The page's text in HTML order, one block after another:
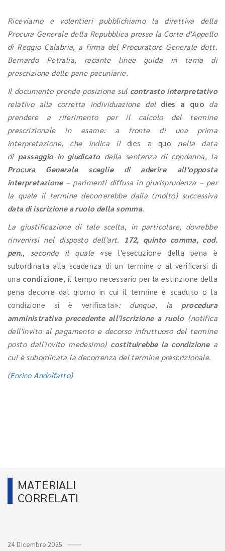
Riceviamo e volentieri pubblichiamo la direttiva della
Procura Generale della Repubblica presso la Corte d'Appello
di Reggio Calabria, a firma del Procuratore Generale dott.
Bernardo Petralia, recante linee guida in tema di
prescrizione delle pene pecuniarie.
Il documento prende posizione sul contrasto interpretativo
relativo alla corretta individuazione del dies a quo da
prendere a riferimento per il calcolo del termine
prescrizionale in esame: a fronte di una prima
interpretazione, che indica il dies a quo nella data
di passaggio in giudicatodella sentenza di condanna, la
Procura Generale sceglie di aderire
all'opposta
interpretazione– parimenti diffusa in giurisprudenza – per
la quale il termine decorrerebbe dalla (molto) successiva
data di iscrizione a ruolo della somma.
La giustificazione di tale scelta, in particolare, dovrebbe
rinvenirsi nel disposto dell'art. 172, quinto comma, cod.
pen., secondo il quale «se l'esecuzione della pena è
subordinata alla scadenza di un termine o al verificarsi di
una condizione, il tempo necessario per la estinzione della
pena decorre dal giorno in cui il termine è scaduto o la
condizione si è verificata»: dunque, la procedura
amministrativa precedente all'iscrizione a ruolo(notifica
dell'invito al pagamento e decorso infruttuoso del termine
posto dall'invito medesimo) costituirebbe la condizionea
cui è subordinata la decorrenza del termine prescrizionale.
(Enrico Andolfatto)
MATERIALI
CORRELATI
24 Dicembre 2025